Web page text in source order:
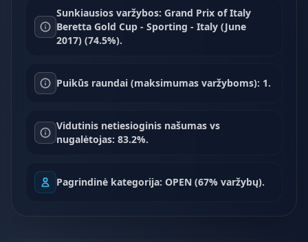
Sunkiausios varžybos: Grand Prix of Italy
Beretta Gold Cup - Sporting - Italy (June
2017) (74.5%).
Puikūs raundai (maksimumas varžyboms): 1.
Vidutinis netiesioginis našumas vs
nugalėtojas: 83.2%.
Pagrindinė kategorija: OPEN (67% varžybų).